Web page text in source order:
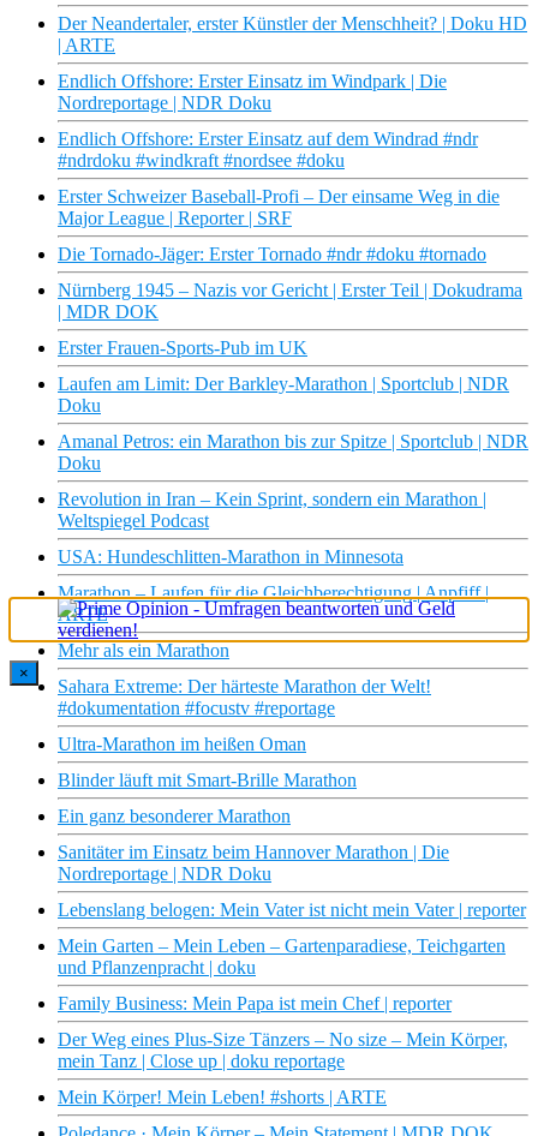
Der Neandertaler, erster Künstler der Menschheit? | Doku HD
| ARTE
Endlich Offshore: Erster Einsatz im Windpark | Die
Nordreportage | NDR Doku
Endlich Offshore: Erster Einsatz auf dem Windrad #ndr
#ndrdoku #windkraft #nordsee #doku
Erster Schweizer Baseball-Profi – Der einsame Weg in die
Major League | Reporter | SRF
Die Tornado-Jäger: Erster Tornado #ndr #doku #tornado
Nürnberg 1945 – Nazis vor Gericht | Erster Teil | Dokudrama
| MDR DOK
Erster Frauen-Sports-Pub im UK
Laufen am Limit: Der Barkley-Marathon | Sportclub | NDR
Doku
Amanal Petros: ein Marathon bis zur Spitze | Sportclub | NDR
Doku
Revolution in Iran – Kein Sprint, sondern ein Marathon |
Weltspiegel Podcast
USA: Hundeschlitten-Marathon in Minnesota
Marathon – Laufen für die Gleichberechtigung | Anpfiff |
ARTE
Mehr als ein Marathon
Sahara Extreme: Der härteste Marathon der Welt!
#dokumentation #focustv #reportage
Ultra-Marathon im heißen Oman
Blinder läuft mit Smart-Brille Marathon
Ein ganz besonderer Marathon
Sanitäter im Einsatz beim Hannover Marathon | Die
Nordreportage | NDR Doku
Lebenslang belogen: Mein Vater ist nicht mein Vater | reporter
Mein Garten – Mein Leben – Gartenparadiese, Teichgarten
und Pflanzenpracht | doku
Family Business: Mein Papa ist mein Chef | reporter
Der Weg eines Plus-Size Tänzers – No size – Mein Körper,
mein Tanz | Close up | doku reportage
Mein Körper! Mein Leben! #shorts | ARTE
×